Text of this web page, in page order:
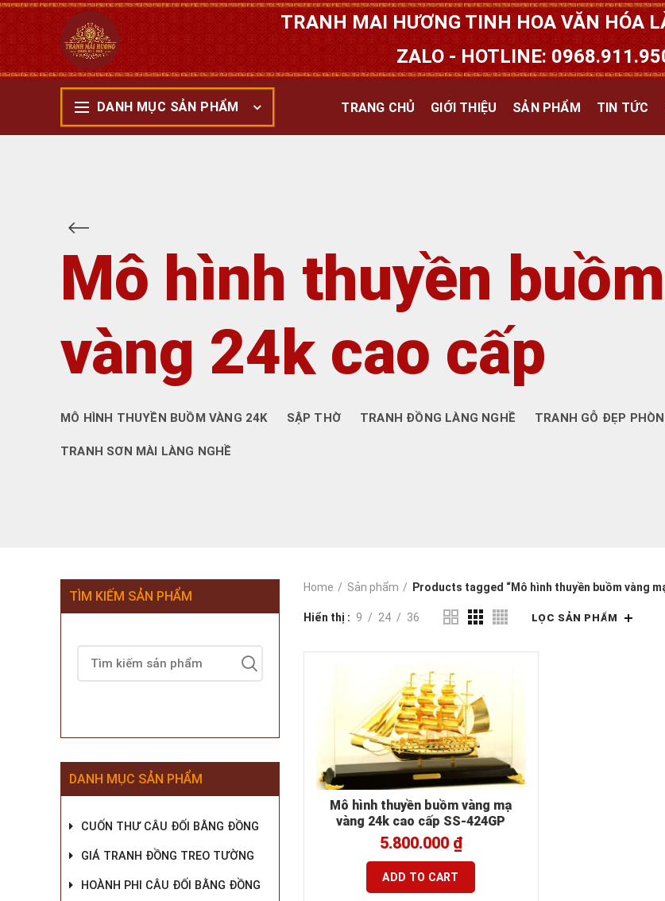
TRANH MAI HƯƠNG TINH HOA VĂN HÓA
ZALO - HOTLINE:
DANH MỤC SẢN PHẨM TRANG CHỦ GIỚI THIỆU SẢN PHẨM TIN TỨC
Mô hình thuyền
vàng 24k cao cấp
MÔ HÌNH THUYỀN BUỒM VÀNG 24K SẬP THỜ TRANH ĐỒNG LÀNG NGHỀ TRANH GỖ ĐẸP
TRANH SƠN MÀI LÀNG NGHỀ
Home Sản phẩm Products tagged “Mô hình thuyền buồm vàng
Hiển thị 9 24 36 LỌC SẢN PHẨM
Mô hình thuyền buồm vàng mạ
vàng 24k cao cấp SS-424GP
5.800.000 ₫
ADD TO CART
TÌM KIẾM SẢN PHẨM
DANH MỤC SẢN PHẨM
CUỐN THƯ CÂU ĐỐI BẰNG ĐỒNG
GIÁ TRANH ĐỒNG TREO TƯỜNG
HOÀNH PHI CÂU ĐỐI BẰNG ĐỒNG